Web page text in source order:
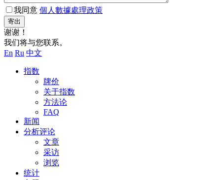
我同意 個人數據處理政策
寄出
谢谢！
我们将与您联系。
En Ru 中文
指数
牌价
关于指数
方法论
FAQ
新闻
分析评论
文章
采访
浏览
统计